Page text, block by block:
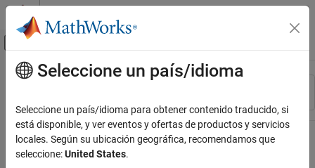
Saltar al contenido
Mostrar/ocultar menú de navegación
Recurso
Contenido principal
Seleccione un país/idioma
Seleccione un país/idioma para obtener contenido traducido, si
está disponible, y ver eventos y ofertas de productos y servicios
locales. Según su ubicación geográfica, recomendamos que
seleccione:United States.